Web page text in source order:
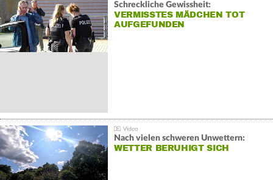
Schreckliche Gewissheit:
VERMISSTES MÄDCHEN TOT
AUFGEFUNDEN
Nach vielen schweren Unwettern:
WETTER BERUHIGT SICH